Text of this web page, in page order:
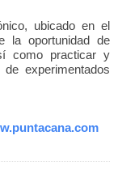
ubicado en el
la oportunidad de
como practicar y
experimentados
puntacana.com